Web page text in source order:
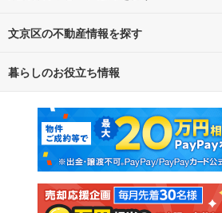
路線・駅から探す
通勤・通学時間から探す
文京区の不動産情報を探す
不動産・住宅
新築マンション 中古
新築一戸建て 中古
注文住宅 土地
暮らしのお役立ち情報
マンションカタログ 教え